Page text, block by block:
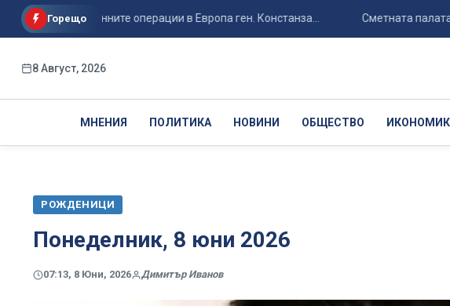
Горещо
военните операции в Европа ген. Констанза... Сметната палата:
8 Август, 2026
МНЕНИЯ ПОЛИТИКА НОВИНИ ОБЩЕСТВО
РОЖДЕНИЦИ
Понеделник, 8 юни 2026
07:13, 8 Юни, 2026 Димитър Иванов